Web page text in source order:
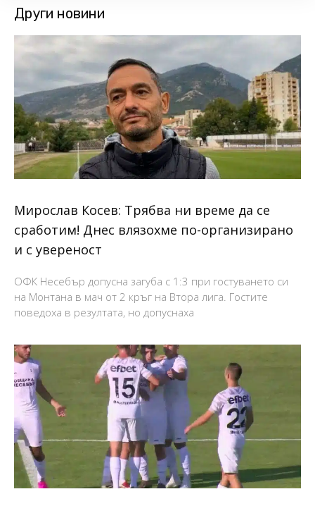
Други новини
Мирослав Косев: Трябва ни време да се
сработим! Днес влязохме по-организирано
и с увереност
ОФК Несебър допусна загуба с 1:3 при гостуването си
на Монтана в мач от 2 кръг на Втора лига. Гостите
поведоха в резултата, но допуснаха